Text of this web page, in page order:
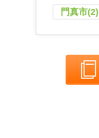
門真市(2)